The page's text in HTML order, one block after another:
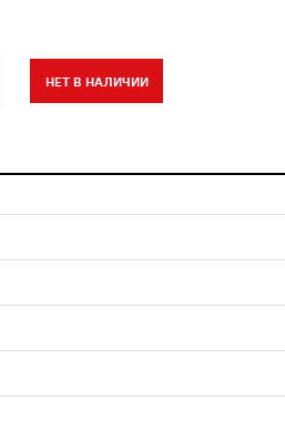
НЕТ В НАЛИЧИИ